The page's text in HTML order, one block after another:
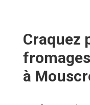
Craquez
à